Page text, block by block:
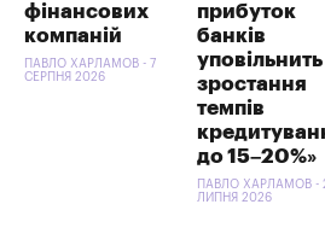
фінансових
компаній
ПАВЛО ХАРЛАМОВ - 7
СЕРПНЯ 2026
прибуток
банків
уповільнить
зростання
темпів
до 15–20%»
ПАВЛО ХАРЛАМОВ -
ЛИПНЯ 2026